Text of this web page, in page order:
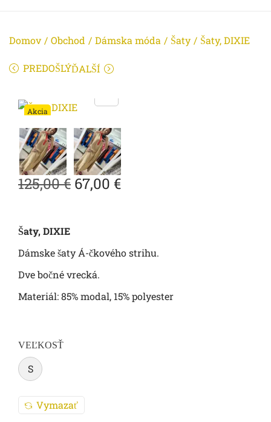
Domov / Obchod / Dámska móda / Šaty / Šaty, DIXIE
PREDOŠLÝĎALŠÍ
Akcia
125,00€ 67,00 €
Šaty, DIXIE
Dámske šaty Á-čkového strihu.
Dve bočné vrecká.
Materiál: 85% modal, 15% polyester
VEĽKOSŤ
S
Vymazať